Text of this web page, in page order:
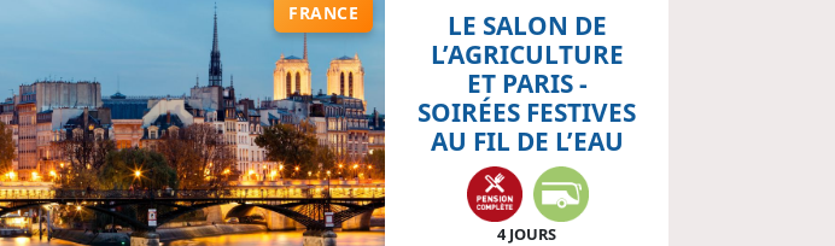
FRANCE
LE SALON DE
L’AGRICULTURE
ET PARIS -
SOIRÉES FESTIVES
AU FIL DE L’EAU
4 JOURS